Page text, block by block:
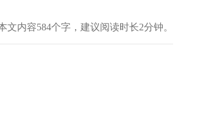
文内容584个字，建议阅读时长2分钟。